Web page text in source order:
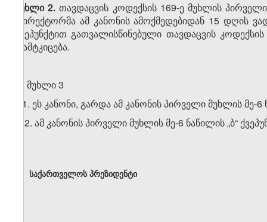
მუხლი 2. თავდაცვის კოდექსის 169-ე მუხლის
დირექტორმა ამ კანონის ამოქმედებიდან 15 დღის
ქვეპუნქტით გათვალისწინებული თავდაცვის
დამტკიცება.
მუხლი 3
1. ეს კანონი, გარდა ამ კანონის პირველი მუხლის მე-6
2. ამ კანონის პირველი მუხლის მე-6 ნაწილის „ბ“
საქართველოს პრეზიდენტი